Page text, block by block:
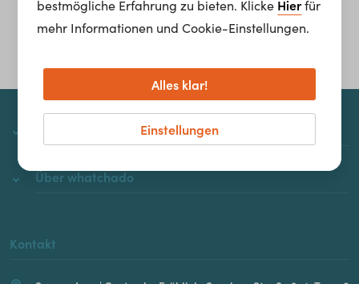
Über whatchado
Kontakt
bestmögliche Erfahrung zu bieten. Klicke Hierfür
mehr Informationen und Cookie-Einstellungen.
Einstellungen
Alles klar!